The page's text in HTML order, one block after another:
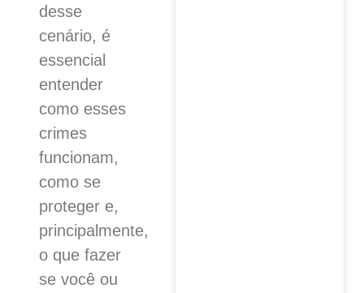
desse
cenário, é
essencial
entender
como esses
crimes
funcionam,
como se
proteger e,
principalmente,
o que fazer
se você ou